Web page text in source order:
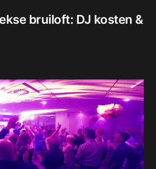
bruiloft: DJ kosten &